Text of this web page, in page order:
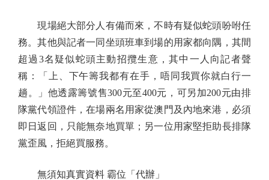
現場絕大部分人有備而來，不時有疑似蛇頭吩咐任
務。其他與記者一同坐頭班車到場的用家都向隅，其間
超過3名疑似蛇頭主動招攬生意，其中一人向記者聲
稱：「上、下午籌我都有在手，唔同我買你就白行一
趟。」他透露籌號售300元至400元，可另加200元由排
隊黨代領證件，在場兩名用家從澳門及內地來港，必須
即日返回，只能無奈地買單；另一位用家堅拒助長排隊
黨歪風，拒絕買服務。
無須知真實資料 霸位「代辦」